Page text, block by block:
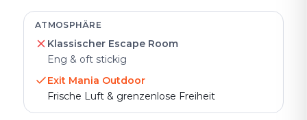
ATMOSPHÄRE
Klassischer Escape Room
Eng & oft stickig
Exit Mania Outdoor
Frische Luft & grenzenlose Freiheit